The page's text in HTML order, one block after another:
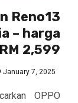
Reno13
– harga
2,599
January 7, 2025
OPPO